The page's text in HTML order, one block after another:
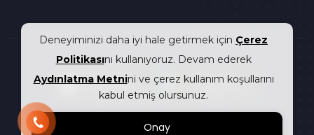
Deneyiminizi daha iyi hale getirmek için Çerez
Politikasını kullanıyoruz. Devam ederek
Aydınlatma Metnini ve çerez kullanım koşullarını
kabul etmiş olursunuz.
Onay